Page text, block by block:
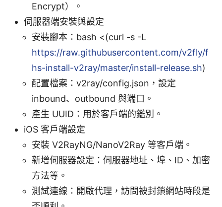
Encrypt）。
伺服器端安裝與設定
安裝腳本：bash <(curl -s -L
https://raw.githubusercontent.com/v2fly/f
hs-install-v2ray/master/install-release.sh)
配置檔案：v2ray/config.json，設定
inbound、outbound 與端口。
產生 UUID：用於客戶端的鑑別。
iOS 客戶端設定
安裝 V2RayNG/NanoV2Ray 等客戶端。
新增伺服器設定：伺服器地址、埠、ID、加密
方法等。
測試連線：開啟代理，訪問被封鎖網站時段是